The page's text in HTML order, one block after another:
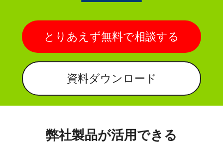
とりあえず無料で相談する
資料ダウンロード
弊社製品が活用できる